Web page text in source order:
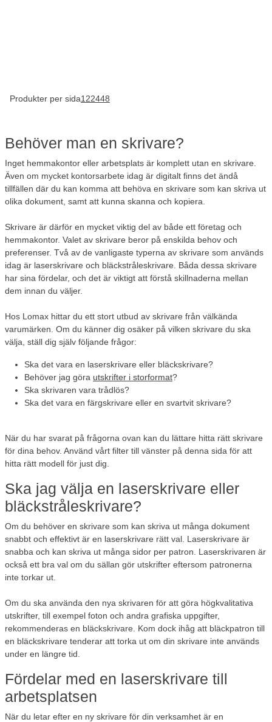
Produkter per sida122448
Behöver man en skrivare?
Inget hemmakontor eller arbetsplats är komplett utan en skrivare.
Även om mycket kontorsarbete idag är digitalt finns det ändå
tillfällen där du kan komma att behöva en skrivare som kan skriva ut
olika dokument, samt att kunna skanna och kopiera.
Skrivare är därför en mycket viktig del av både ett företag och
hemmakontor. Valet av skrivare beror på enskilda behov och
preferenser. Två av de vanligaste typerna av skrivare som används
idag är laserskrivare och bläckstråleskrivare. Båda dessa skrivare
har sina fördelar, och det är viktigt att förstå skillnaderna mellan
dem innan du väljer.
Hos Lomax hittar du ett stort utbud av skrivare från välkända
varumärken. Om du känner dig osäker på vilken skrivare du ska
välja, ställ dig själv följande frågor:
Ska det vara en laserskrivare eller bläckskrivare?
Behöver jag göra utskrifter i storformat?
Ska skrivaren vara trådlös?
Ska det vara en färgskrivare eller en svartvit skrivare?
När du har svarat på frågorna ovan kan du lättare hitta rätt skrivare
för dina behov. Använd vårt filter till vänster på denna sida för att
hitta rätt modell för just dig.
Ska jag välja en laserskrivare eller
bläckstråleskrivare?
Om du behöver en skrivare som kan skriva ut många dokument
snabbt och effektivt är en laserskrivare rätt val. Laserskrivare är
snabba och kan skriva ut många sidor per patron. Laserskrivaren är
också ett bra val om du sällan gör utskrifter eftersom patronerna
inte torkar ut.
Om du ska använda den nya skrivaren för att göra högkvalitativa
utskrifter, till exempel foton och andra grafiska uppgifter,
rekommenderas en bläckskrivare. Kom dock ihåg att bläckpatron till
en bläckskrivare tenderar att torka ut om din skrivare inte används
under en längre tid.
Fördelar med en laserskrivare till
arbetsplatsen
När du letar efter en ny skrivare för din verksamhet är en